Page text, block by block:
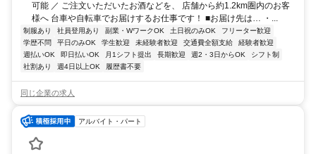
可能 ／ ご注文いただいたお酒などを、 店舗から約1.2km圏内のお客
様へ 台車や自転車でお届けするお仕事です！ ■お届け先は… ・...
制服あり 社員登用あり 副業・WワークOK 土日祝のみOK
フリーター歓迎
学歴不問
平日のみOK 学生歓迎 未経験者歓迎 交通費全額支給
経験者歓迎
週払いOK
即日払いOK 月1シフト提出 長期歓迎 週2・3日からOK
シフト制
社割あり
週4日以上OK 履歴書不要
同じ企業の求人
アルバイト・パート